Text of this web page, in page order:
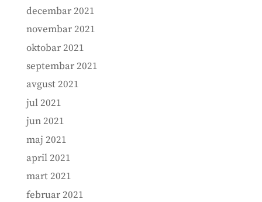
decembar 2021
novembar 2021
oktobar 2021
septembar 2021
avgust 2021
jul 2021
jun 2021
maj 2021
april 2021
mart 2021
februar 2021